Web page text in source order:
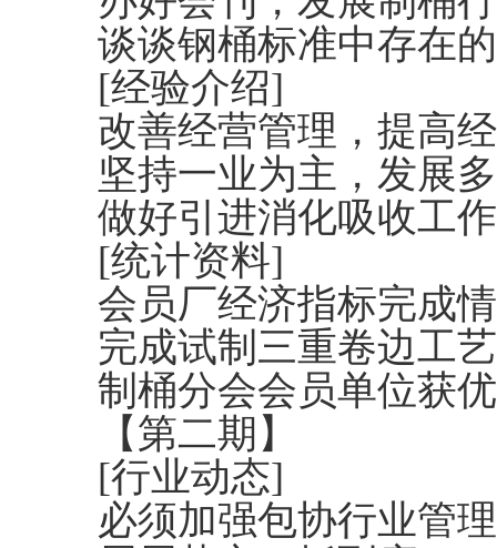
谈谈钢桶标准中存在
[经验介绍]
改善经营管理，提高
坚持一业为主，发展
做好引进消化吸收工
[统计资料]
会员厂经济指标完成
完成试制三重卷边工
制桶分会会员单位获
【第二期】
[行业动态]
必须加强包协行业管